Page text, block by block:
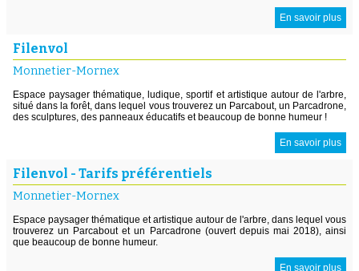
En savoir plus
Filenvol
Monnetier-Mornex
Espace paysager thématique, ludique, sportif et artistique autour de l'arbre,
situé dans la forêt, dans lequel vous trouverez un Parcabout, un Parcadrone,
des sculptures, des panneaux éducatifs et beaucoup de bonne humeur !
En savoir plus
Filenvol - Tarifs préférentiels
Monnetier-Mornex
Espace paysager thématique et artistique autour de l'arbre, dans lequel vous
trouverez un Parcabout et un Parcadrone (ouvert depuis mai 2018), ainsi
que beaucoup de bonne humeur.
En savoir plus